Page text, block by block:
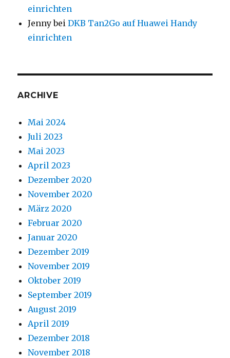
einrichten
JennybeiDKB Tan2Go auf Huawei Handy
einrichten
ARCHIVE
Mai 2024
Juli 2023
Mai 2023
April 2023
Dezember 2020
November 2020
März 2020
Februar 2020
Januar 2020
Dezember 2019
November 2019
Oktober 2019
September 2019
August 2019
April 2019
Dezember 2018
November 2018